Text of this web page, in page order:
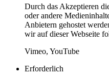
Durch das Akzeptieren
oder andere
Anbietern gehostet
wir auf dieser Webseite
Vimeo, YouTube
Erforderlich